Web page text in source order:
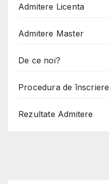
Admitere Licenta
Admitere Master
De ce noi?
Procedura de înscriere
Rezultate Admitere